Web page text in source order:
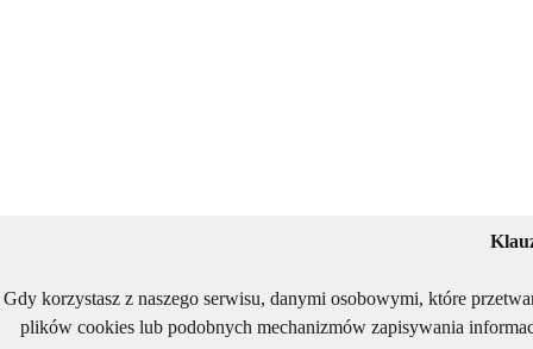
Gdy korzystasz z naszego serwisu, danymi osobowymi, które
plików cookies lub podobnych mechanizmów zapisywania